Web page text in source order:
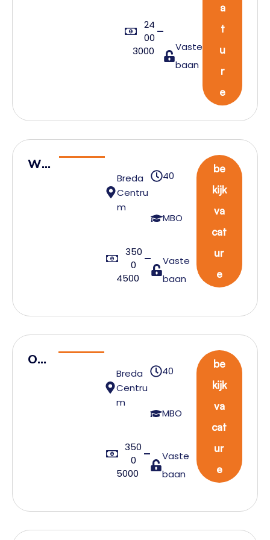
24
00
3000
Vaste
baan
a
t
u
r
e
Wa
Breda
Centru
m
350
0
4500
40
MBO
Vaste
baan
be
kijk
va
cat
ur
e
Op
Breda
Centru
m
350
0
5000
40
MBO
Vaste
baan
be
kijk
va
cat
ur
e